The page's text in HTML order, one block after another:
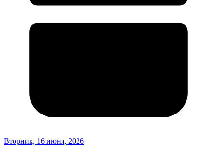
Вторник, 16 июня, 2026